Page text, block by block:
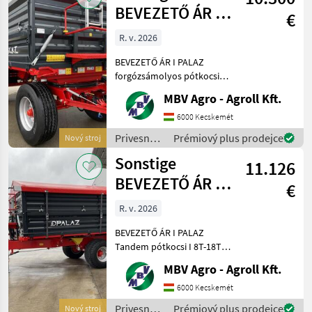
Nový stroj
BEVEZETŐ ÁR I
PALAZ
forgózsámolyos
pótkocsik I 8
€
R. v. 2026
BEVEZETŐ ÁR I PALAZ
forgózsámolyos pótkocsik I
8T-18T Ha PALAZ akkor
kizárólag az MBV AGRO!
Vásároljon közvetlenül az
importőrtől, a régió
legnagyobb PALAZ
keresked
MBV Agro - Agroll Kft.
6000 Kecskemét
Privesné
vozíky /
Sonstige
Prémiový plus prodejce
Nový stroj
Sonstige
BEVEZETŐ ÁR I
PALAZ Tandem
pótkocsi I 8T-18T
11.126
€
R. v. 2026
BEVEZETŐ ÁR I PALAZ
Tandem pótkocsi I 8T-18T
Ha PALAZ akkor kizárólag
az MBV AGRO! Vásároljon
közvetlenül az importőrtől,
a régió legnagyobb PALAZ
MBV Agro - Agroll Kft.
6000 Kecskemét
Privesné
Prémiový plus prodejce